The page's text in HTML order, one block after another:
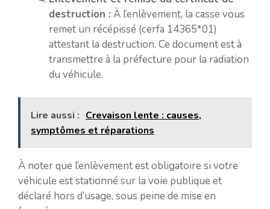
destruction : À l’enlèvement, la casse vous
remet un récépissé (cerfa 14365*01)
attestant la destruction. Ce document est à
transmettre à la préfecture pour la radiation
du véhicule.
Lire aussi : Crevaison lente : causes,
symptômes et réparations
À noter que l’enlèvement est obligatoire si votre
véhicule est stationné sur la voie publique et
déclaré hors d’usage, sous peine de mise en